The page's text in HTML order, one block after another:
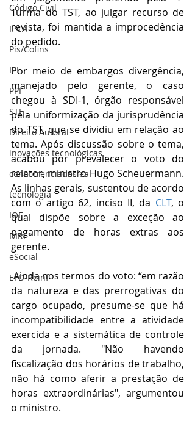
Código Civil
IPCA
Pis/Cofins
IPI
PPI
STF
Direito Autoral
inovações tecnológicas
concorrenciadesleal
tecnologia
IOF
DIRF
eSocial
EFD-Reinf
Turma do TST, ao julgar recurso de
revista, foi mantida a improcedência
do pedido.
Por meio de embargos divergência,
manejado pelo gerente, o caso
chegou à SDI-1, órgão responsável
pela uniformização da jurisprudência
do TST, que se dividiu em relação ao
tema. Após discussão sobre o tema,
acabou por prevalecer o voto do
relator, ministro Hugo Scheuermann.
As linhas gerais, sustentou de acordo
com o artigo 62, inciso II, da CLT, o
qual dispõe sobre a exceção ao
pagamento de horas extras aos
gerente.
Ainda nos termos do voto: “em razão
da natureza e das prerrogativas do
cargo ocupado, presume-se que há
incompatibilidade entre a atividade
exercida e a sistemática de controle
da jornada. "Não havendo
fiscalização dos horários de trabalho,
não há como aferir a prestação de
horas extraordinárias", argumentou
o ministro.